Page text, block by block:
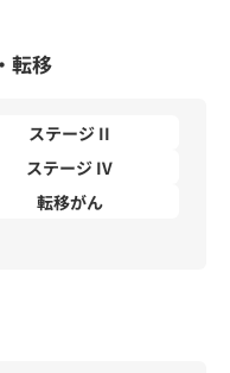
転移
ステージ II
ステージ IV
転移がん